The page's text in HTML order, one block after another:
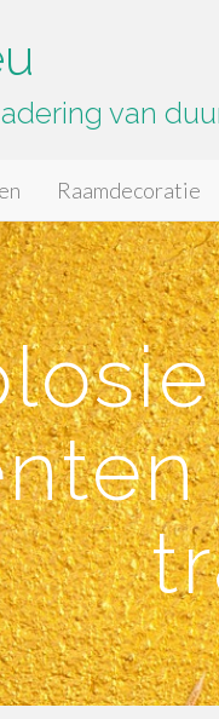
van
Raamdecoratie